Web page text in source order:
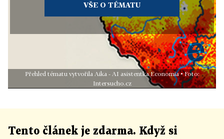
VŠE O TÉMATU
Přehled tématu vytvořila Aika - AI asistentka Economia • Foto:
Intersucho.cz
Tento článek je zdarma. Když si